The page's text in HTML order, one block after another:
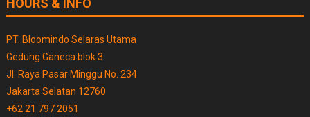
PT. Bloomindo Selaras Utama
Gedung Ganeca blok 3
Jl. Raya Pasar Minggu No. 234
Jakarta Selatan 12760
+62 21 797 2051